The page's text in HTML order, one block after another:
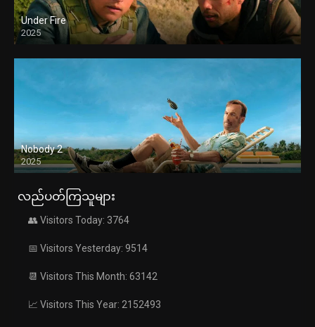
Under Fire
2025
Nobody 2
2025
လည်ပတ်ကြသူများ
👥 Visitors Today: 3764
📅 Visitors Yesterday: 9514
📆 Visitors This Month: 63142
📈 Visitors This Year: 2152493